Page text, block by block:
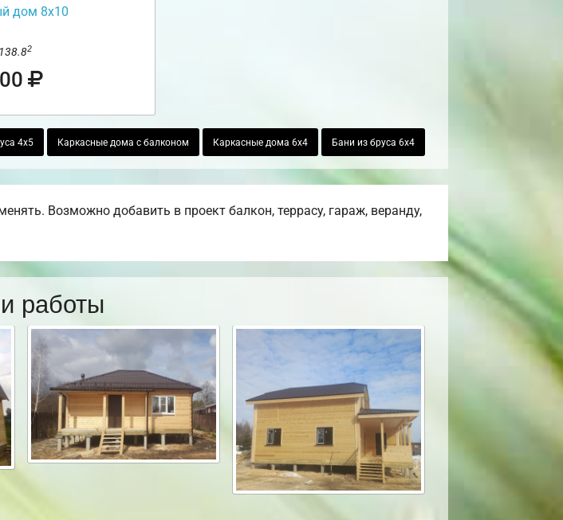
дом 8х10
2
4х5 Каркасные дома с балконом Каркасные дома 6х4 Бани из бруса 6х4
Возможно добавить в проект балкон, террасу, гараж, веранду,
работы